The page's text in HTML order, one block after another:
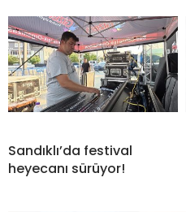
Sandıklı’da festival
heyecanı sürüyor!